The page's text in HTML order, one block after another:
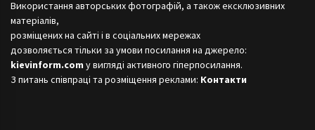
Використання авторських фотографій, а також ексклюзивних
матеріалів,
розміщених на сайті і в соціальних мережах
дозволяється тільки за умови посилання на джерело:
kievinform.com у вигляді активного гіперпосилання.
З питань співпраці та розміщення реклами: Контакти